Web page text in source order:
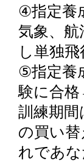
④指定養
気象、航
し単独
⑤指定養
験に合
訓練期間
の買い
れであ